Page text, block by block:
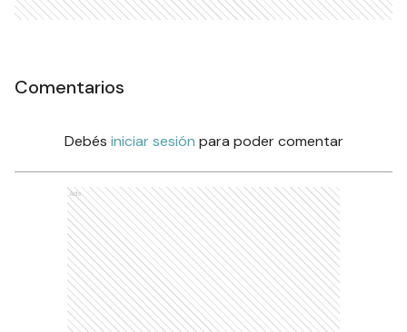
Comentarios
Debés iniciar sesión para poder comentar
Ads